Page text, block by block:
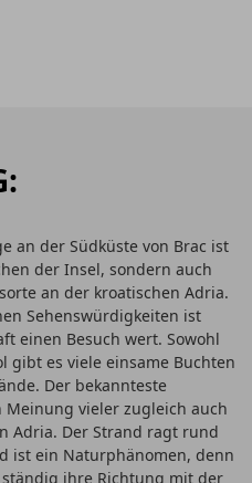
an der Südküste von Brac ist
der Insel, sondern auch
an der kroatischen Adria.
Sehenswürdigkeiten ist
einen Besuch wert. Sowohl
gibt es viele einsame Buchten
Der bekannteste
Meinung vieler zugleich auch
Adria. Der Strand ragt rund
ist ein Naturphänomen, denn
ihre Richtung mit der